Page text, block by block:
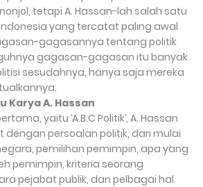
tetapi A. Hassan-lah salah satu
yang tercatat paling awal
gagasannya tentang politik
gagasan-gagasan itu banyak
sesudahnya, hanya saja mereka
Karya A. Hassan
yaitu ‘A.B.C Politik’, A. Hassan
dengan persoalan politik, dari mulai
pemilihan pemimpin, apa yang
pemimpin, kriteria seorang
pejabat publik, dan pelbagai hal